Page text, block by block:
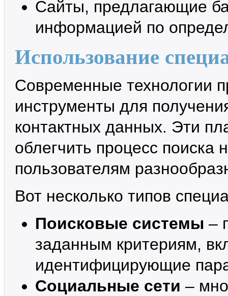
Сайты, предлагающие
информацией по
Использование
Современные технологии
инструменты для
контактных данных. Эти
облегчить процесс поиска
пользователям
Вот несколько типов
Поисковые системы –
заданным критериям,
идентифицирующие
Социальные сети –